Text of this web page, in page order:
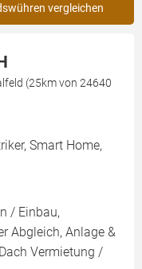
vergleichen
(25km von 24640
Smart Home,
/ Einbau,
Abgleich, Anlage &
Vermietung /